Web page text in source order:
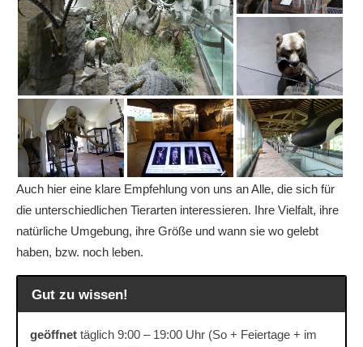
Auch hier eine klare Empfehlung von uns an Alle, die sich für
die unterschiedlichen Tierarten interessieren. Ihre Vielfalt, ihre
natürliche Umgebung, ihre Größe und wann sie wo gelebt
haben, bzw. noch leben.
Gut zu wissen!
geöffnet täglich 9:00 – 19:00 Uhr (So + Feiertage + im